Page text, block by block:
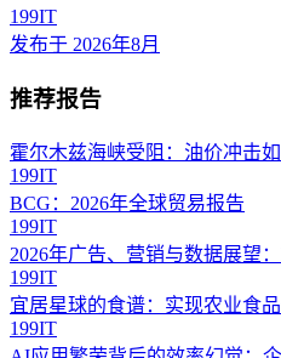
199IT
发布于 2026年8月
推荐报告
霍尔木兹海峡受阻：油价冲击
199IT
BCG：2026年全球贸易报告
199IT
2026年广告、营销与数据展望
199IT
宜居星球的食谱：实现农业食
199IT